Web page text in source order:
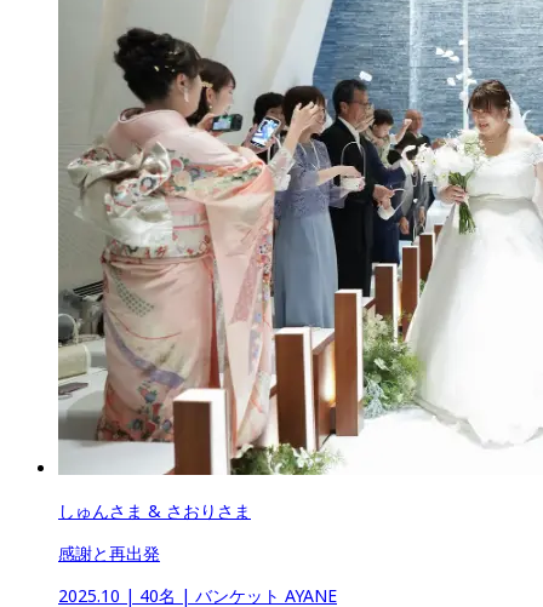
しゅんさま & さおりさま
感謝と再出発
2025.10 | 40名 | バンケット AYANE